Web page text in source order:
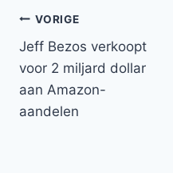
Bericht
navigatie
VORIGE
Jeff Bezos verkoopt
voor 2 miljard dollar
aan Amazon-
aandelen